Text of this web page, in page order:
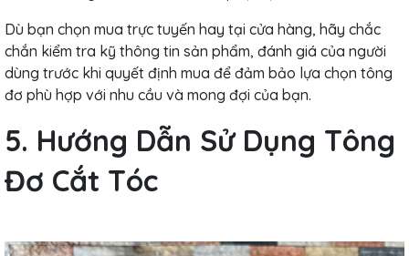
Dù bạn chọn mua trực tuyến hay tại cửa hàng, hãy chắc
chắn kiểm tra kỹ thông tin sản phẩm, đánh giá của người
dùng trước khi quyết định mua để đảm bảo lựa chọn tông
đơ phù hợp với nhu cầu và mong đợi của bạn.
5. Hướng Dẫn Sử Dụng Tông
Đơ Cắt Tóc